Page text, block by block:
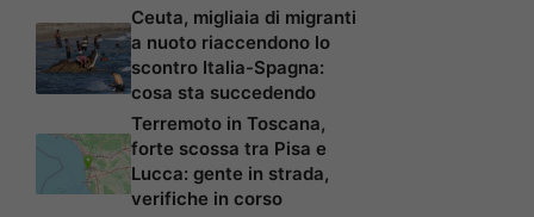
Ceuta, migliaia di migranti
a nuoto riaccendono lo
scontro Italia-Spagna:
cosa sta succedendo
Terremoto in Toscana,
forte scossa tra Pisa e
Lucca: gente in strada,
verifiche in corso